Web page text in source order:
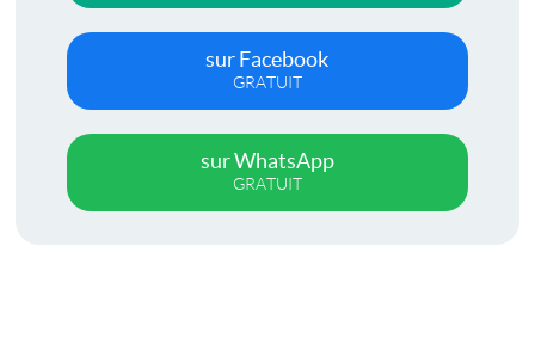
sur Facebook
GRATUIT
sur WhatsApp
GRATUIT